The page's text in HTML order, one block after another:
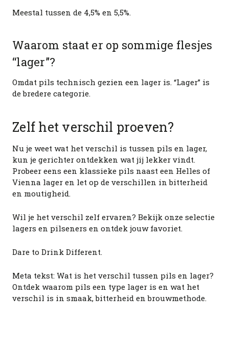
Meestal tussen de 4,5% en 5,5%.
Waarom staat er op sommige flesjes
“lager”?
Omdat pils technisch gezien een lager is. “Lager” is
de bredere categorie.
Zelf het verschil proeven?
Nu je weet wat het verschil is tussen pils en lager,
kun je gerichter ontdekken wat jij lekker vindt.
Probeer eens een klassieke pils naast een Helles of
Vienna lager en let op de verschillen in bitterheid
en moutigheid.
Wil je het verschil zelf ervaren? Bekijk onze selectie
lagers en pilseners en ontdek jouw favoriet.
Dare to Drink Different.
Meta tekst: Wat is het verschil tussen pils en lager?
Ontdek waarom pils een type lager is en wat het
verschil is in smaak, bitterheid en brouwmethode.